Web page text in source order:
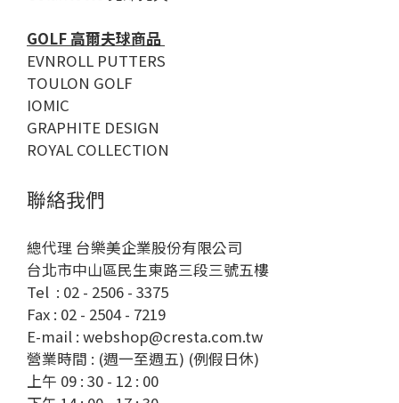
GOLF 高爾夫球商品
EVNROLL PUTTERS
TOULON GOLF
IOMIC
GRAPHITE DESIGN
ROYAL COLLECTION
聯絡我們
總代理 台樂美企業股份有限公司
台北市中山區民生東路三段三號五樓
Tel : 02 - 2506 - 3375
Fax : 02 - 2504 - 7219
E-mail : webshop@cresta.com.tw
營業時間 : (週一至週五) (例假日休)
上午 09 : 30 - 12 : 00